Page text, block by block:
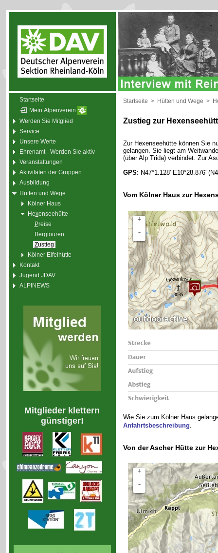
Startseite
Mein Alpenverein
Werden Sie Mitglied
Service
Unsere Werte
Ehrenamt - Werden Sie aktiv
Veranstaltungen
Aktivitäten der Gruppen
Ausbildung
Hütten und Wege
Kölner Haus
Hexenseehütte
Preise
Bergtouren
Zustieg
Kölner Eifelhütte
Kontakt
Jugend JDAV
ALPINEWS
Mitglieder klettern
günstiger!
Startseite > Hütten und Wege >
Zustieg zur
Zur Hexenseehütte können Sie
gelangen. Sie liegt am
(über Alp Trida) verbindet. Zur
GPS: N47°1.128' E10°28.876'
Vom Kölner Haus zur
Wie Sie zum Kölner Haus
Anfahrtsbeschreibung.
Von der Ascher Hütte zur